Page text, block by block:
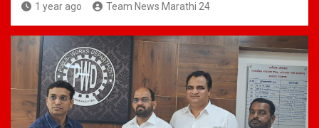
1 year ago Team News Marathi 24